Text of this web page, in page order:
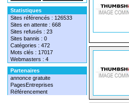
Statistiques
Sites référencés : 126533
Sites en attente : 668
Sites refusés : 23
Sites bannis : 0
Catégories : 472
Mots clés : 17017
Webmasters : 4
Partenaires
annonce gratuite
PagesEntreprises
Référencement